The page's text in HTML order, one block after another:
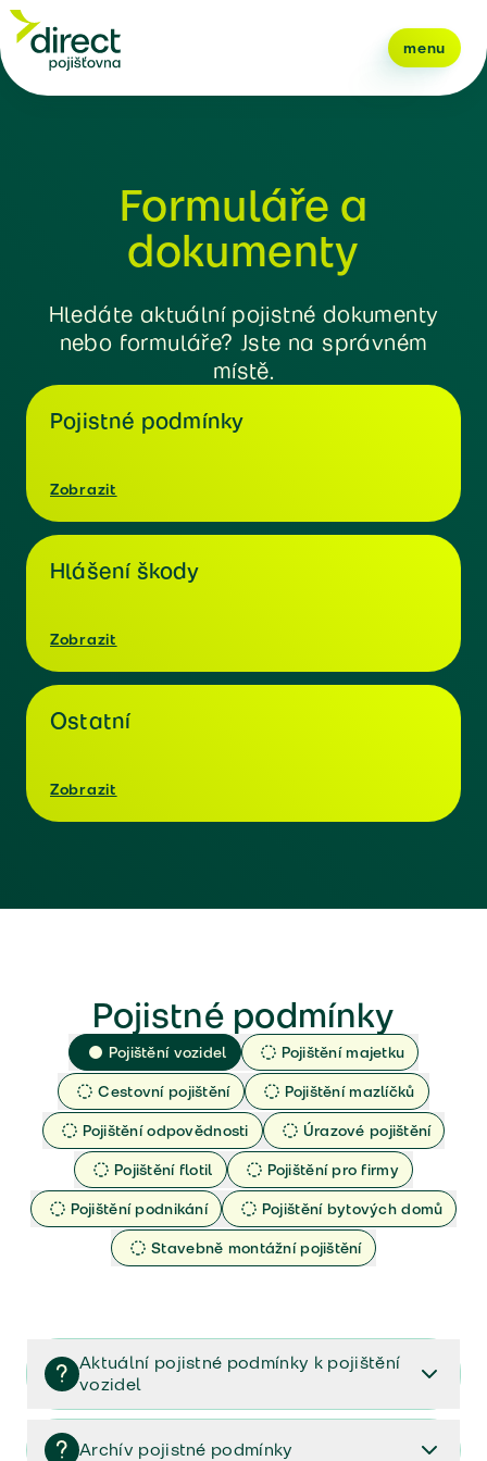
menu
Formuláře a
dokumenty
Hledáte aktuální pojistné dokumenty
nebo formuláře? Jste na správném
místě.
Pojistné podmínky
Zobrazit
Hlášení škody
Zobrazit
Ostatní
Zobrazit
Pojistné podmínky
Pojištění vozidel
Pojištění majetku
Cestovní pojištění
Pojištění mazlíčků
Pojištění odpovědnosti
Úrazové pojištění
Pojištění flotil
Pojištění pro firmy
Pojištění podnikání
Pojištění bytových domů
Stavebně montážní pojištění
Aktuální pojistné podmínky k pojištění
vozidel
Pojištění vozidel/Pojistné podmínky a vše důležité ke
smlouvě (PDF)
Archív pojistné podmínky